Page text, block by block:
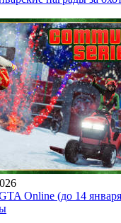
Online (до 14